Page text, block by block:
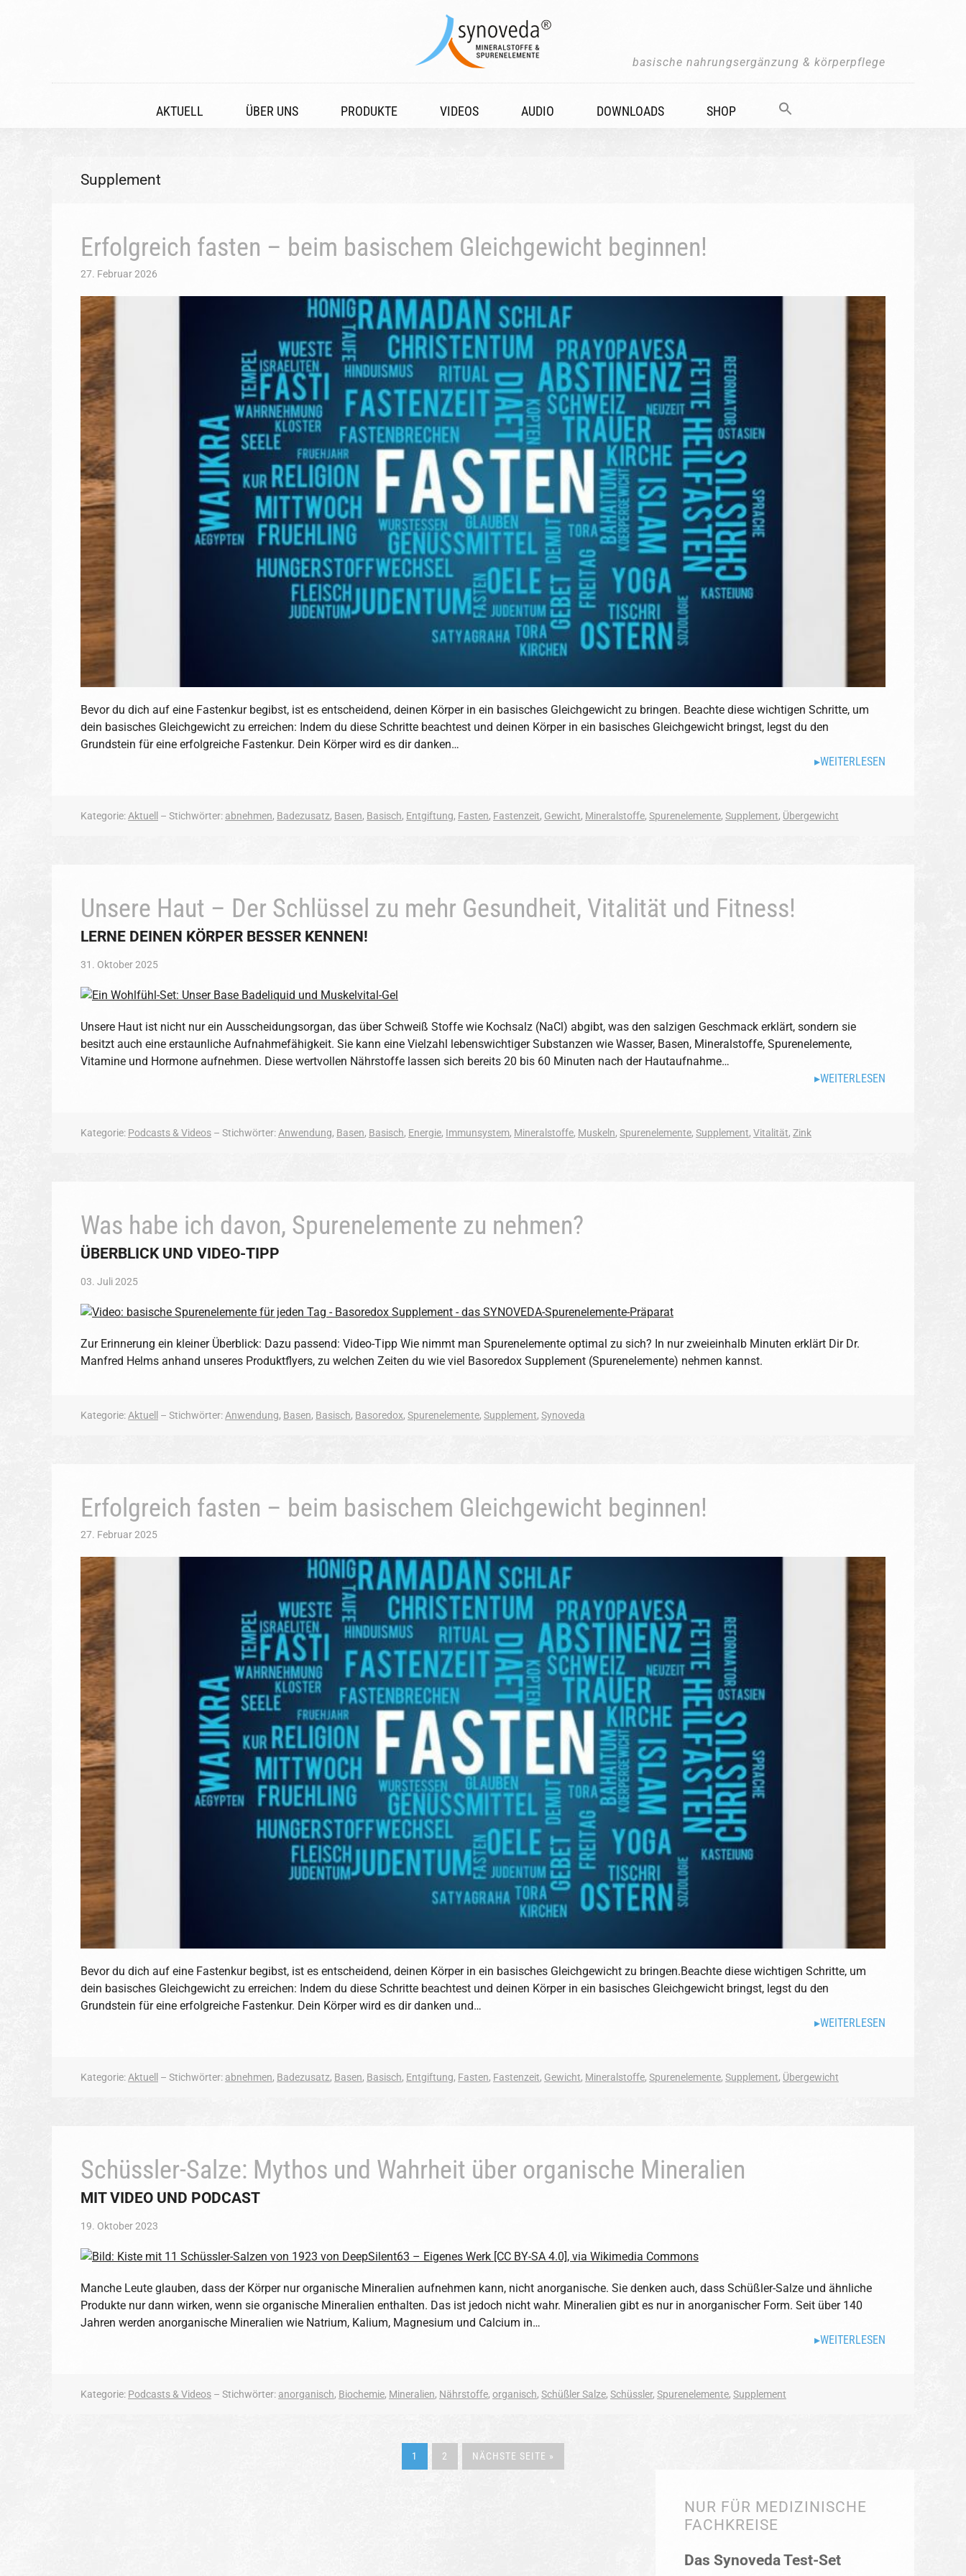
basische nahrungsergänzung & körperpflege
AKTUELL ÜBER UNS PRODUKTE VIDEOS AUDIO DOWNLOADS SHOP
Supplement
Erfolgreich fasten – beim basischem Gleichgewicht beginnen!
27. Februar 2026
Bevor du dich auf eine Fastenkur begibst, ist es entscheidend, deinen Körper in ein basisches Gleichgewicht zu bringen. Beachte diese wichtigen Schritte, um
dein basisches Gleichgewicht zu erreichen: Indem du diese Schritte beachtest und deinen Körper in ein basisches Gleichgewicht bringst, legst du den
Grundstein für eine erfolgreiche Fastenkur. Dein Körper wird es dir danken…
WEITERLESEN
Kategorie:Aktuell – Stichwörter: abnehmen, Badezusatz, Basen, Basisch, Entgiftung, Fasten, Fastenzeit, Gewicht, Mineralstoffe, Spurenelemente, Supplement, Übergewicht
Unsere Haut – Der Schlüssel zu mehr Gesundheit, Vitalität und Fitness!
LERNE DEINEN KÖRPER BESSER KENNEN!
31. Oktober 2025
Unsere Haut ist nicht nur ein Ausscheidungsorgan, das über Schweiß Stoffe wie Kochsalz (NaCl) abgibt, was den salzigen Geschmack erklärt, sondern sie
besitzt auch eine erstaunliche Aufnahmefähigkeit. Sie kann eine Vielzahl lebenswichtiger Substanzen wie Wasser, Basen, Mineralstoffe, Spurenelemente,
Vitamine und Hormone aufnehmen. Diese wertvollen Nährstoffe lassen sich bereits 20 bis 60 Minuten nach der Hautaufnahme…
WEITERLESEN
Kategorie: Podcasts & Videos – Stichwörter:Anwendung, Basen, Basisch, Energie, Immunsystem, Mineralstoffe, Muskeln, Spurenelemente, Supplement, Vitalität, Zink
Was habe ich davon, Spurenelemente zu nehmen?
ÜBERBLICK UND VIDEO-TIPP
03. Juli 2025
Zur Erinnerung ein kleiner Überblick: Dazu passend: Video-Tipp Wie nimmt man Spurenelemente optimal zu sich? In nur zweieinhalb Minuten erklärt Dir Dr.
Manfred Helms anhand unseres Produktflyers, zu welchen Zeiten du wie viel Basoredox Supplement (Spurenelemente) nehmen kannst.
Kategorie:Aktuell – Stichwörter:Anwendung, Basen, Basisch, Basoredox, Spurenelemente, Supplement, Synoveda
Erfolgreich fasten – beim basischem Gleichgewicht beginnen!
27. Februar 2025
Bevor du dich auf eine Fastenkur begibst, ist es entscheidend, deinen Körper in ein basisches Gleichgewicht zu bringen.Beachte diese wichtigen Schritte, um
dein basisches Gleichgewicht zu erreichen: Indem du diese Schritte beachtest und deinen Körper in ein basisches Gleichgewicht bringst, legst du den
Grundstein für eine erfolgreiche Fastenkur. Dein Körper wird es dir danken und…
WEITERLESEN
Kategorie: Aktuell – Stichwörter: abnehmen, Badezusatz, Basen, Basisch, Entgiftung, Fasten, Fastenzeit, Gewicht, Mineralstoffe, Spurenelemente, Supplement, Übergewicht
Schüssler-Salze: Mythos und Wahrheit über organische Mineralien
MIT VIDEO UND PODCAST
19. Oktober 2023
Manche Leute glauben, dass der Körper nur organische Mineralien aufnehmen kann, nicht anorganische. Sie denken auch, dass Schüßler-Salze und ähnliche
Produkte nur dann wirken, wenn sie organische Mineralien enthalten. Das ist jedoch nicht wahr. Mineralien gibt es nur in anorganischer Form. Seit über 140
Jahren werden anorganische Mineralien wie Natrium, Kalium, Magnesium und Calcium in…
WEITERLESEN
Kategorie: Podcasts & Videos – Stichwörter: anorganisch, Biochemie, Mineralien, Nährstoffe, organisch, Schüßler Salze, Schüssler, Spurenelemente, Supplement
1 2 NÄCHSTE SEITE »
NUR FÜR MEDIZINISCHE
FACHKREISE
Das Synoveda Test-Set